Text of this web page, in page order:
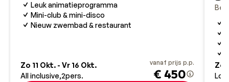
Leuk animatieprogramma
Mini-club & mini-disco
Nieuw zwembad & restaurant
Zo 11 Okt. - Vr 16 Okt.
All inclusive 2pers.
vanaf prijs p.p.
€ 450
Zo